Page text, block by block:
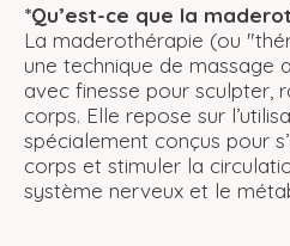
*Qu’est-ce que la
La maderothérapie (ou
une technique de massage
avec finesse pour sculpter,
corps. Elle repose sur
spécialement conçus pour
corps et stimuler la
système nerveux et le